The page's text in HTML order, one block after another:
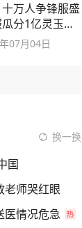
十万人争锋服盛
分1亿灵玉，
07月04日
换一换
国
老师哭红眼
医情况危急